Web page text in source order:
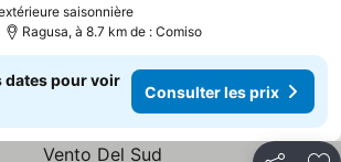
saisonnièreConsulter les prix
Ragusa, à 8.7 km de : Comiso
dates pour voir
Consulter les prix